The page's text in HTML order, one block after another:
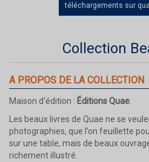
téléchargements sur
Collection
A PROPOS DE LA COLLECTION
Maison d'édition : Éditions Quae
Les beaux livres de Quae ne se
photographies, que l’on feuillette
sur une table, mais de beaux
richement illustré.